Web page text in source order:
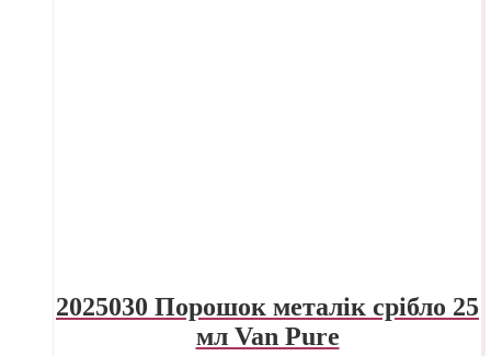
2025030 Порошок металік срібло 25
мл Van Pure